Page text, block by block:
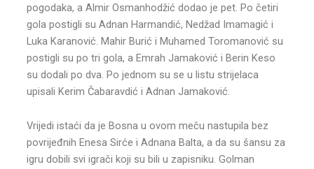
pogodaka, a Almir Osmanhodžić dodao je pet. Po četiri
gola postigli su Adnan Harmandić, Nedžad Imamagić i
Luka Karanović. Mahir Burić i Muhamed Toromanović su
postigli su po tri gola, a Emrah Jamaković i Berin Keso
su dodali po dva. Po jednom su se u listu strijelaca
upisali Kerim Čabaravdić i Adnan Jamaković.
Vrijedi istaći da je Bosna u ovom meču nastupila bez
povrijeđnih Enesa Sirće i Adnana Balta, a da su šansu za
igru dobili svi igrači koji su bili u zapisniku. Golman